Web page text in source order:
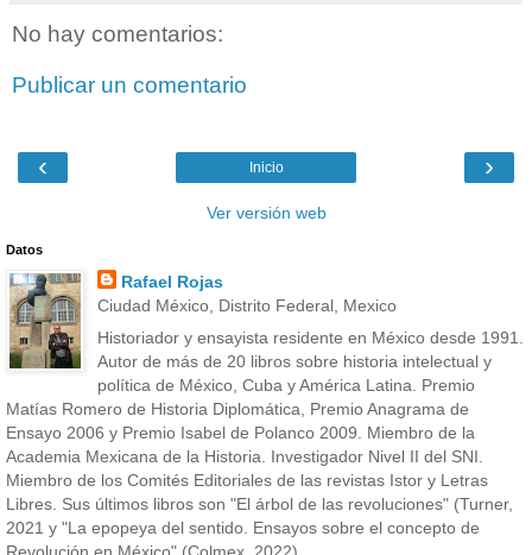
No hay comentarios:
Publicar un comentario
‹ ›
Inicio
Ver versión web
Datos
Rafael Rojas
Ciudad México, Distrito Federal, Mexico
Historiador y ensayista residente en México desde 1991.
Autor de más de 20 libros sobre historia intelectual y
política de México, Cuba y América Latina. Premio
Matías Romero de Historia Diplomática, Premio Anagrama de
Ensayo 2006 y Premio Isabel de Polanco 2009. Miembro de la
Academia Mexicana de la Historia. Investigador Nivel II del SNI.
Miembro de los Comités Editoriales de las revistas Istor y Letras
Libres. Sus últimos libros son "El árbol de las revoluciones" (Turner,
2021 y "La epopeya del sentido. Ensayos sobre el concepto de